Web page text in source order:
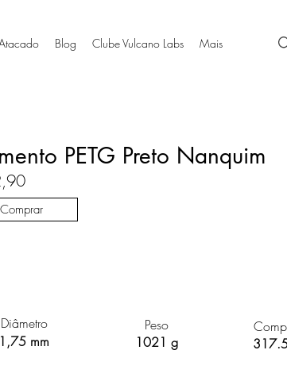
Blog Clube Vulcano Labs Mais
PETG Preto Nanquim
Comprar
Diâmetro
1,75 mm
Peso
1021 g